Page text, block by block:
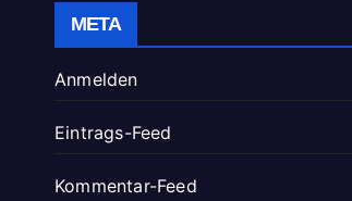
META
Anmelden
Eintrags-Feed
Kommentar-Feed